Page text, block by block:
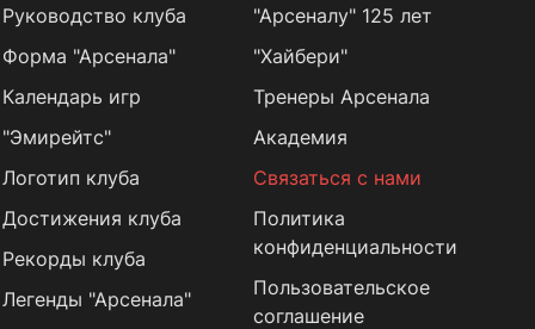
Руководство клуба
Форма "Арсенала"
Календарь игр
"Арсеналу" 125 лет
"Хайбери"
Тренеры Арсенала
"Эмирейтс"
Логотип клуба
Достижения клуба
Рекорды клуба
Легенды "Арсенала"
Академия
Связаться с нами
Политика
конфиденциальности
Пользовательское
соглашение